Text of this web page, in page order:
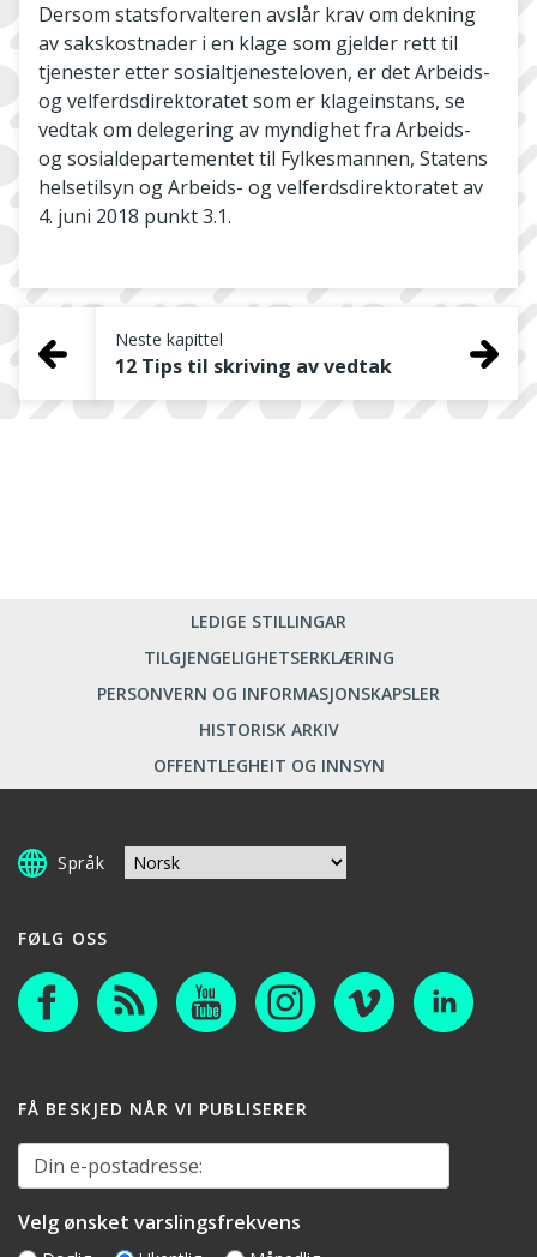
Dersom statsforvalteren avslår krav om dekning
av sakskostnader i en klage som gjelder rett til
tjenester etter sosialtjenesteloven, er det Arbeids-
og velferdsdirektoratet som er klageinstans, se
vedtak om delegering av myndighet fra Arbeids-
og sosialdepartementet til Fylkesmannen, Statens
helsetilsyn og Arbeids- og velferdsdirektoratet av
4. juni 2018 punkt 3.1.
Neste kapittel
12 Tips til skriving av vedtak
LEDIGE STILLINGAR
TILGJENGELIGHETSERKLÆRING
PERSONVERN OG INFORMASJONSKAPSLER
HISTORISK ARKIV
OFFENTLEGHEIT OG INNSYN
Språk
FØLG OSS
FÅ BESKJED NÅR VI PUBLISERER
Din e-postadresse:
Velg ønsket varslingsfrekvens